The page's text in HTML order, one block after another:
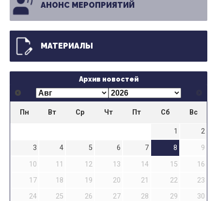
АНОНС МЕРОПРИЯТИЙ
МАТЕРИАЛЫ
Архив новостей
Пн Вт Ср Чт Пт Сб Вс
1
2
3
4 5 6 7 8
9
10
11 12 13 14 15
16
17
18 19 20 21 22
23
24
25 26 27 28 29
30